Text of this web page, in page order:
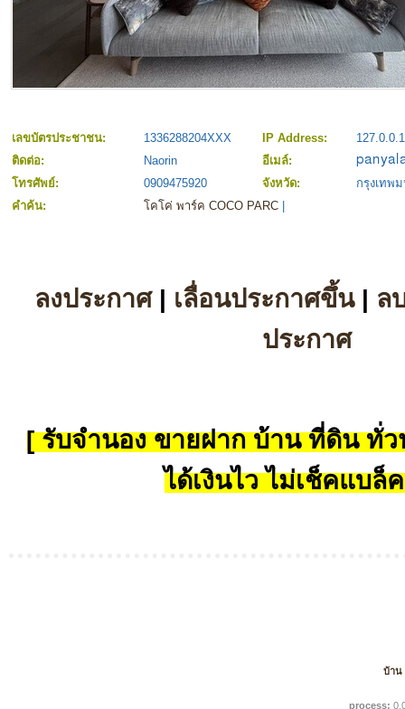
เลขบัตรประชาชน: 1336288204XXX IP Address:
127.0.0.1
ติดต่อ:
Naorin
อีเมล์:
โทรศัพย์:
0909475920 จังหวัด:
กรุงเทพ
คำค้น:
โคโค่ พาร์ค COCO PARC
ลงประกาศ| เลื่อนประกาศขึ้น| ล
ประกาศ
[ รับจำนอง ขายฝาก บ้าน ที่ดิน ทั่ว
ได้เงินไว ไม่เช็คแบล็
บ้าน
process: